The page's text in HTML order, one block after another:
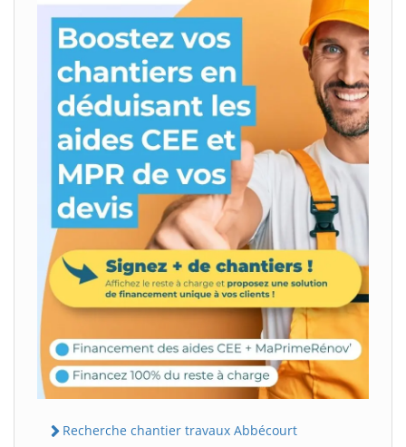
Recherche chantier travaux Abbécourt